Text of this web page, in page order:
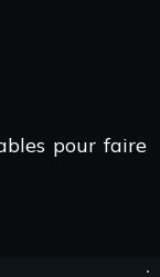
pour faire